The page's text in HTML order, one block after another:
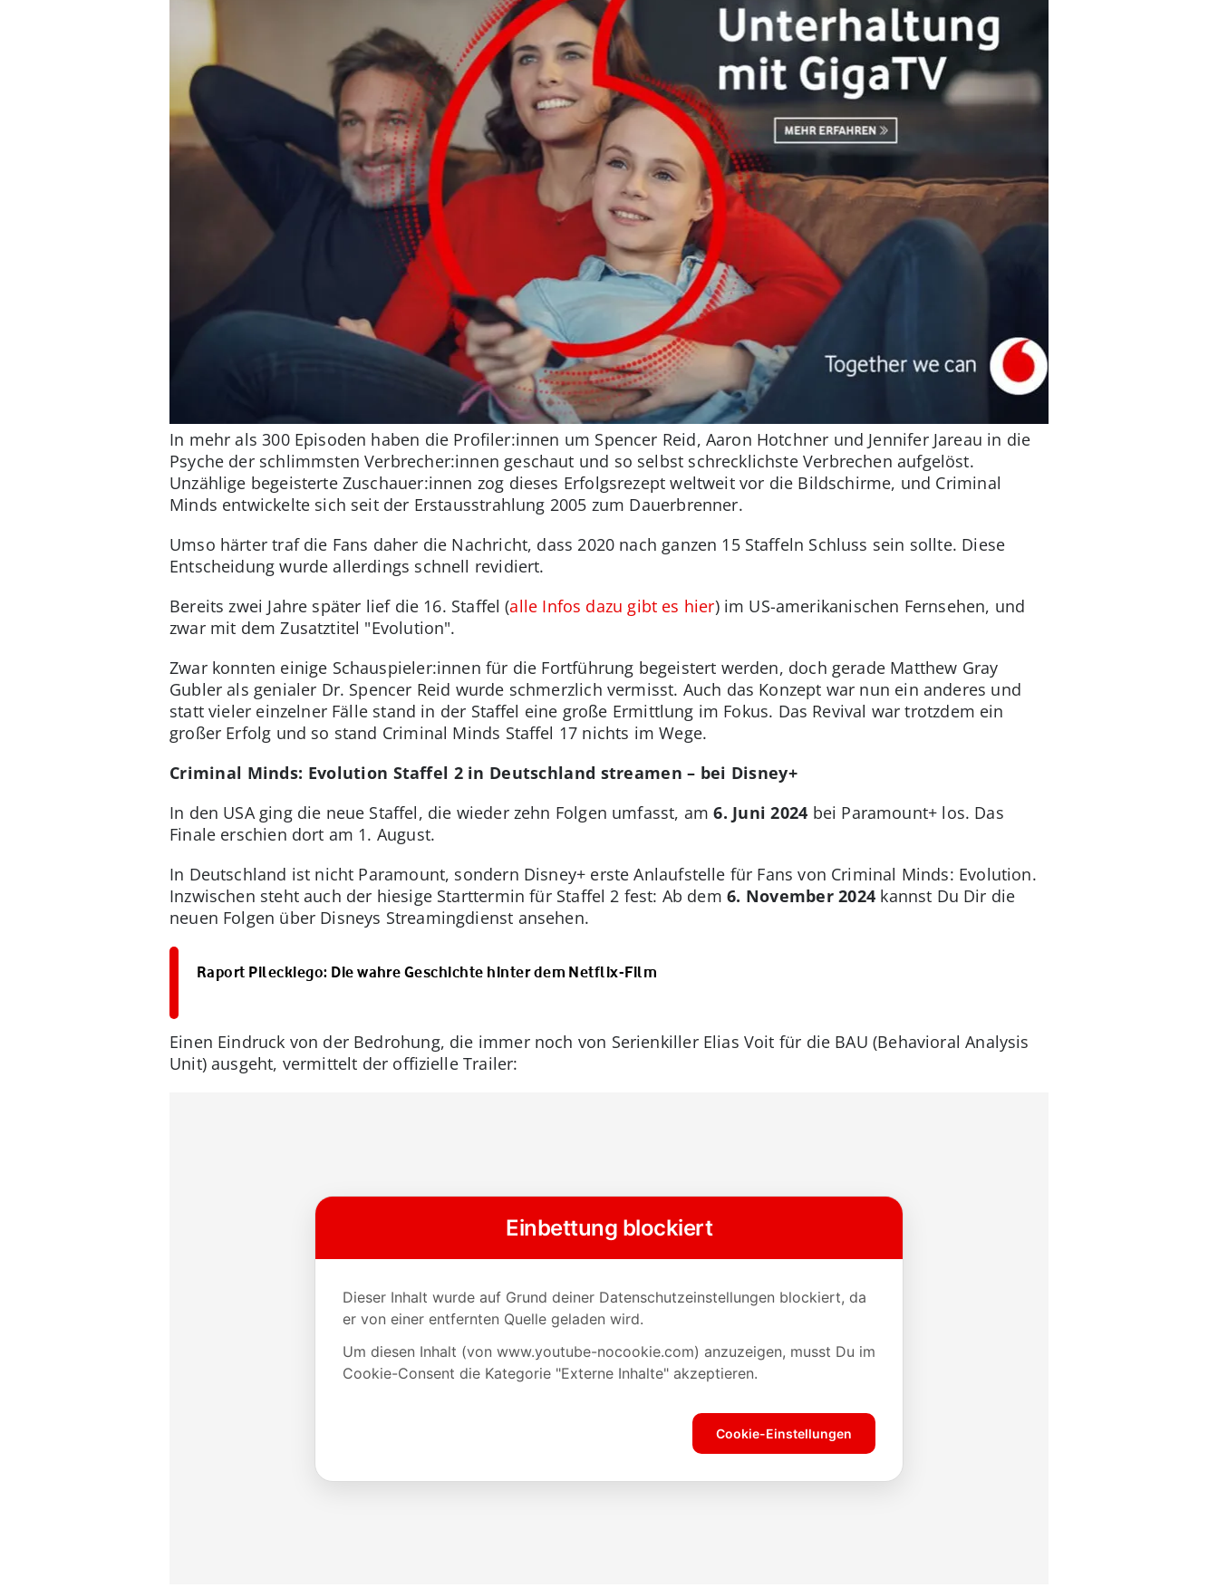
In mehr als 300 Episoden haben die Profiler:innen um Spencer Reid, Aaron Hotchner und Jennifer Jareau in die
Psyche der schlimmsten Verbrecher:innen geschaut und so selbst schrecklichste Verbrechen aufgelöst.
Unzählige begeisterte Zuschauer:innen zog dieses Erfolgsrezept weltweit vor die Bildschirme, und Criminal
Minds entwickelte sich seit der Erstausstrahlung 2005 zum Dauerbrenner.
Umso härter traf die Fans daher die Nachricht, dass 2020 nach ganzen 15 Staffeln Schluss sein sollte. Diese
Entscheidung wurde allerdings schnell revidiert.
Bereits zwei Jahre später lief die 16. Staffel (alle Infos dazu gibt es hier) im US-amerikanischen Fernsehen, und
zwar mit dem Zusatztitel "Evolution".
Zwar konnten einige Schauspieler:innen für die Fortführung begeistert werden, doch gerade Matthew Gray
Gubler als genialer Dr. Spencer Reid wurde schmerzlich vermisst. Auch das Konzept war nun ein anderes und
statt vieler einzelner Fälle stand in der Staffel eine große Ermittlung im Fokus. Das Revival war trotzdem ein
großer Erfolg und so stand Criminal Minds Staffel 17 nichts im Wege.
Criminal Minds: Evolution Staffel 2 in Deutschland streamen – bei Disney+
In den USA ging die neue Staffel, die wieder zehn Folgen umfasst, am6. Juni 2024 bei Paramount+ los. Das
Finale erschien dort am 1. August.
In Deutschland ist nicht Paramount, sondern Disney+ erste Anlaufstelle für Fans von Criminal Minds: Evolution.
Inzwischen steht auch der hiesige Starttermin für Staffel 2 fest: Ab dem 6. November 2024 kannst Du Dir die
neuen Folgen über Disneys Streamingdienst ansehen.
Raport Pileckiego: Die wahre Geschichte hinter dem Netflix-Film
Einen Eindruck von der Bedrohung, die immer noch von Serienkiller Elias Voit für die BAU (Behavioral Analysis
Unit) ausgeht, vermittelt der offizielle Trailer: